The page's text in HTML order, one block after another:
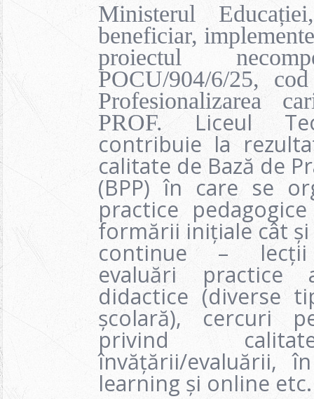
Ministerul
beneficiar,
proiectul
POCU/904/6/25,
Profesionalizarea
PROF. Liceul
contribuie la
calitate de Bază de
(BPP) în care se
practice
formării inițiale cât
continue – lecții
evaluări practice
didactice (diverse
școlară), cercuri
privind
învățării/evaluării,
learning și online